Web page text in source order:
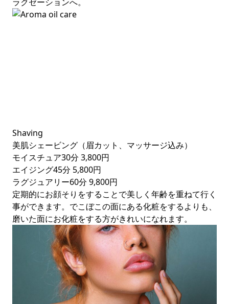
Shaving
美肌シェービング（眉カット、マッサージ込み）
モイスチュア30分 3,800円
エイジング45分 5,800円
ラグジュアリー60分 9,800円
定期的にお顔そりをすることで美しく年齢を重ねて行く
事ができます。でこぼこの面にある化粧をするよりも、
磨いた面にお化粧をする方がきれいになれます。